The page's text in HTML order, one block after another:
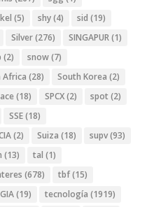
(5) shy(4) sid (19)
Silver(276) SINGAPUR(1)
(2) snow(7)
Africa (28) South Korea (2)
(18) SPCX(2) spot (2)
SSE(18)
(2) Suiza (18) supv(93)
(13) tal (1)
(678) tbf(15)
(19) tecnología (1919)